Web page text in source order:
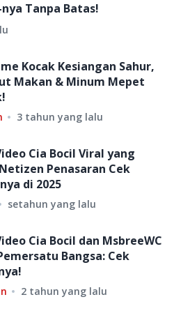
Tanpa Batas!
Kocak Kesiangan Sahur,
Makan & Minum Mepet
3 tahun yang lalu
Cia Bocil Viral yang
Penasaran Cek
di 2025
setahun yang lalu
Cia Bocil dan MsbreeWC
Bangsa: Cek
2 tahun yang lalu